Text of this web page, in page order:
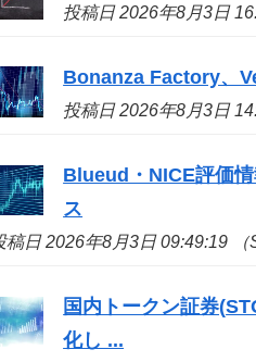
投稿日 2026年8月3日
Bonanza Factory、
投稿日 2026年8月3日
Blueud・NICE評価
ス
稿日 2026年8月3日 09:49:19 （
国内トークン証券(
化し ...